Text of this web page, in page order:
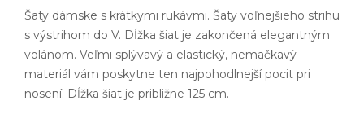
Šaty dámske s krátkymi rukávmi. Šaty voľnejšieho strihu
s výstrihom do V. Dĺžka šiat je zakončená elegantným
volánom. Veľmi splývavý a elastický, nemačkavý
materiál vám poskytne ten najpohodlnejší pocit pri
nosení. Dĺžka šiat je približne 125 cm.